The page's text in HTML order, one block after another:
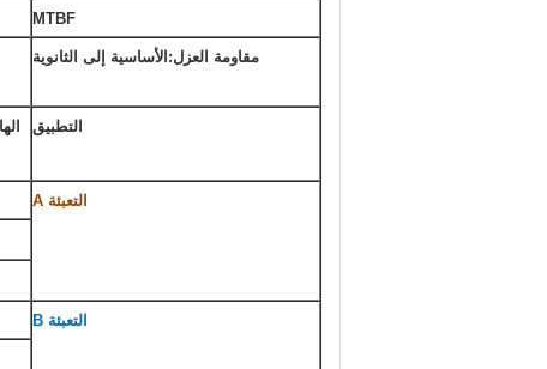
MTBF
مقاومة العزل:الأساسية إلى الثانوية
التطبيق
التعبئة A
التعبئة B